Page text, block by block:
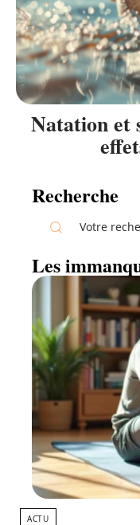
Natation et
Recherche
Les
ACTU